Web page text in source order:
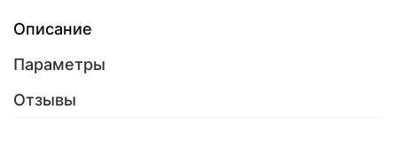
Описание
Параметры
Отзывы